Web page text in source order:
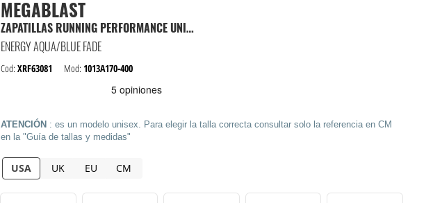
MEGABLAST
ZAPATILLAS RUNNING PERFORMANCE UNISEX
ENERGY AQUA/BLUE FADE
Cod: XRF63081 Mod: 1013A170-400
ATENCIÓN : es un modelo unisex. Para elegir la talla correcta consultar solo la referencia en CM
en la "Guía de tallas y medidas"
USA UK EU CM